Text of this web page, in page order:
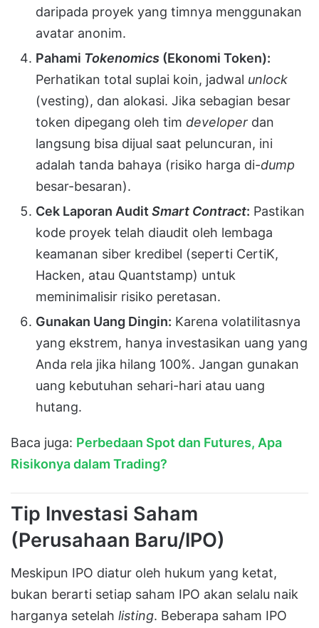
daripada proyek yang timnya menggunakan
avatar anonim.
Pahami Tokenomics (Ekonomi Token):
Perhatikan total suplai koin, jadwal unlock
(vesting), dan alokasi. Jika sebagian besar
token dipegang oleh tim developer dan
langsung bisa dijual saat peluncuran, ini
adalah tanda bahaya (risiko harga di-dump
besar-besaran).
Cek Laporan Audit Smart Contract: Pastikan
kode proyek telah diaudit oleh lembaga
keamanan siber kredibel (seperti CertiK,
Hacken, atau Quantstamp) untuk
meminimalisir risiko peretasan.
Gunakan Uang Dingin: Karena volatilitasnya
yang ekstrem, hanya investasikan uang yang
Anda rela jika hilang 100%. Jangan gunakan
uang kebutuhan sehari-hari atau uang
hutang.
Baca juga: Perbedaan Spot dan Futures, Apa
Risikonya dalam Trading?
Tip Investasi Saham
(Perusahaan Baru/IPO)
Meskipun IPO diatur oleh hukum yang ketat,
bukan berarti setiap saham IPO akan selalu naik
harganya setelah listing. Beberapa saham IPO